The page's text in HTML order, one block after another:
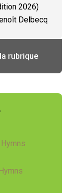
2026)
Delbecq
rubrique